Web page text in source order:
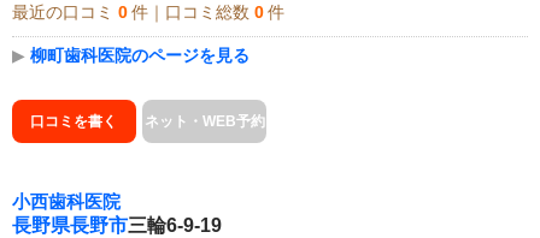
最近の口コミ 0 件｜口コミ総数 0 件
▶ 柳町歯科医院のページを見る
口コミを書く ネット・WEB予約
小西歯科医院
長野県長野市三輪6-9-19